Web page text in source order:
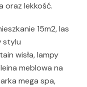
oraz lekkość.
15m2, las
stylu
wisła, lampy
meblowa na
mega spa,